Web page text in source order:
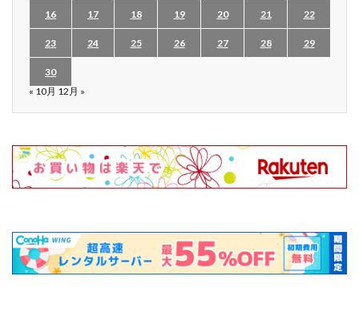
16 17 18 19 20 21 22
23 24 25 26 27 28 29
30
« 10月 12月 »